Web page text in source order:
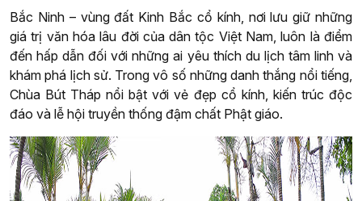
Bắc Ninh – vùng đất Kinh Bắc cổ kính, nơi lưu giữ những
giá trị văn hóa lâu đời của dân tộc Việt Nam, luôn là điểm
đến hấp dẫn đối với những ai yêu thích du lịch tâm linh và
khám phá lịch sử. Trong vô số những danh thắng nổi tiếng,
Chùa Bút Tháp nổi bật với vẻ đẹp cổ kính, kiến trúc độc
đáo và lễ hội truyền thống đậm chất Phật giáo.